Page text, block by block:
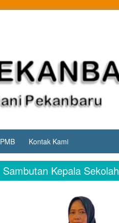
PMB Kontak Kami
Sambutan Kepala Sekolah